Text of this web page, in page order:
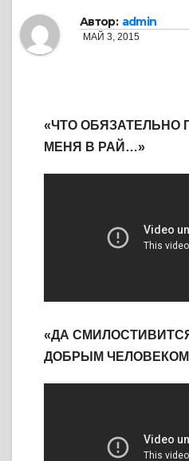
Автор: admin
МАЙ 3, 2015
«ЧТО ОБЯЗАТЕЛЬНО
МЕНЯ В РАЙ…»
«ДА
ДОБРЫМ